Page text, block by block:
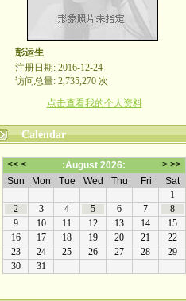
彭运生
注册日期: 2016-12-24
访问总量: 2,735,270 次
点击查看我的个人资料
Calendar